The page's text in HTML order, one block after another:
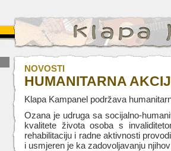
NOVOSTI
HUMANITARNA
Klapa Kampanel podržava
Ozana je udruga sa socijalno-
kvalitete života osoba s
rehabilitaciju i radne aktivnosti
i usmjeren je ka zadovoljavanju